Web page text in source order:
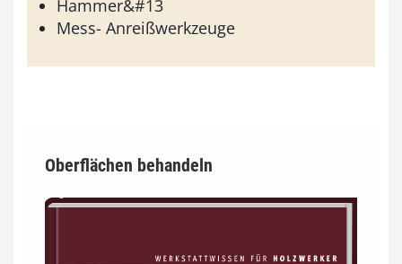
Hammer&#13
Mess- Anreißwerkzeuge
Oberflächen behandeln